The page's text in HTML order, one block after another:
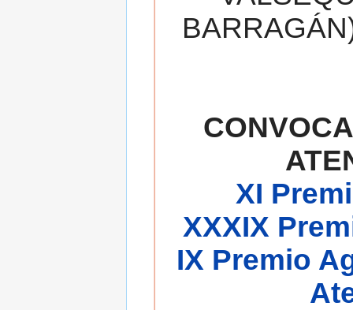
XI
XXXIX
IX Premio